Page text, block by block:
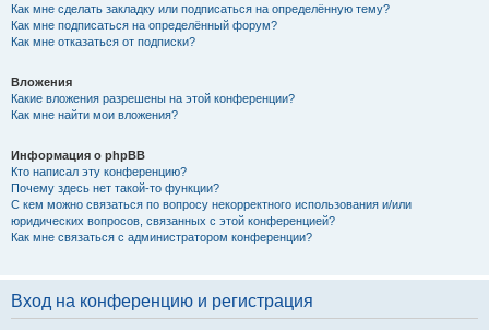
Как мне сделать закладку или подписаться на определённую тему?
Как мне подписаться на определённый форум?
Как мне отказаться от подписки?
Вложения
Какие вложения разрешены на этой конференции?
Как мне найти мои вложения?
Информация о phpBB
Кто написал эту конференцию?
Почему здесь нет такой-то функции?
С кем можно связаться по вопросу некорректного использования и/или
юридических вопросов, связанных с этой конференцией?
Как мне связаться с администратором конференции?
Вход на конференцию и регистрация